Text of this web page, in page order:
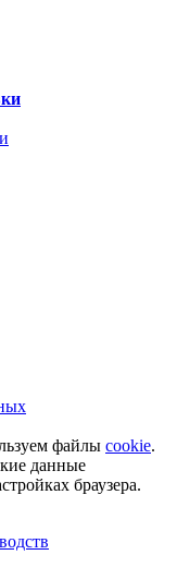
файлы cookie.
данные
браузера.